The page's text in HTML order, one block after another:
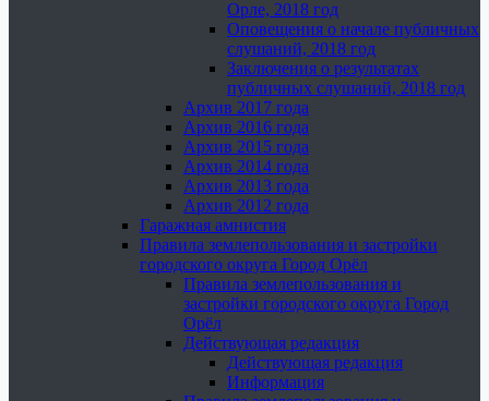
Орле, 2018 год
Оповещения о начале публичных
слушаний, 2018 год
Заключения о результатах
публичных слушаний, 2018 год
Архив 2017 года
Архив 2016 года
Архив 2015 года
Архив 2014 года
Архив 2013 года
Архив 2012 года
Гаражная амнистия
Правила землепользования и застройки
городского округа Город Орёл
Правила землепользования и
застройки городского округа Город
Орёл
Действующая редакция
Действующая редакция
Информация